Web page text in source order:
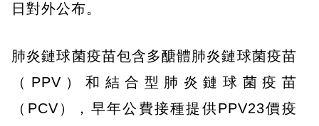
日對外公布。
肺炎鏈球菌疫苗包含多醣體肺炎鏈球菌疫苗
（PPV）和結合型肺炎鏈球菌疫苗
（PCV），早年公費接種提供PPV23價疫